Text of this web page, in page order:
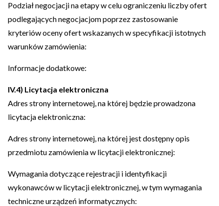
Podział negocjacji na etapy w celu ograniczeniu liczby ofert
podlegających negocjacjom poprzez zastosowanie
kryteriów oceny ofert wskazanych w specyfikacji istotnych
warunków zamówienia:
Informacje dodatkowe:
IV.4) Licytacja elektroniczna
Adres strony internetowej, na której będzie prowadzona
licytacja elektroniczna:
Adres strony internetowej, na której jest dostępny opis
przedmiotu zamówienia w licytacji elektronicznej:
Wymagania dotyczące rejestracji i identyfikacji
wykonawców w licytacji elektronicznej, w tym wymagania
techniczne urządzeń informatycznych: